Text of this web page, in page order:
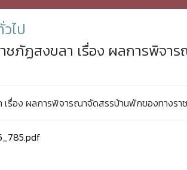
ไป
ชภัฏสงขลา เรื่อง ผลการพิจา
เรื่อง ผลการพิจารณาจัดสรรบ้านพักของทางรา